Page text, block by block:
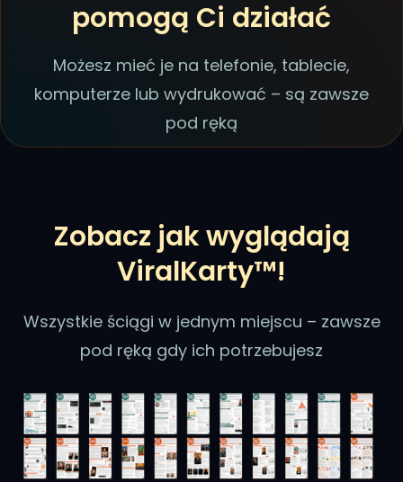
pomogą Ci działać
Możesz mieć je na telefonie, tablecie,
komputerze lub wydrukować – są zawsze
pod ręką
Zobacz jak wyglądają
ViralKarty™!
Wszystkie ściągi w jednym miejscu – zawsze
pod ręką gdy ich potrzebujesz